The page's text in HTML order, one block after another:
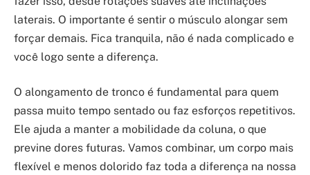
laterais. O importante é sentir o músculo alongar sem
forçar demais. Fica tranquila, não é nada complicado e
você logo sente a diferença.
O alongamento de tronco é fundamental para quem
passa muito tempo sentado ou faz esforços repetitivos.
Ele ajuda a manter a mobilidade da coluna, o que
previne dores futuras. Vamos combinar, um corpo mais
flexível e menos dolorido faz toda a diferença na nossa